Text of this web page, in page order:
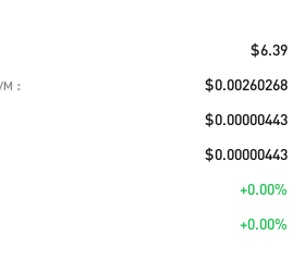
$6.39
$0.00260268
$0.00000443
$0.00000443
+0.00%
+0.00%